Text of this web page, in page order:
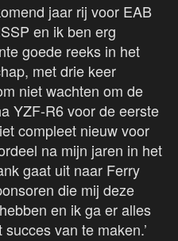
jaar rij voor EAB
en ik ben erg
goede reeks in het
met drie keer
niet wachten om de
YZF-R6 voor de eerste
compleet nieuw voor
na mijn jaren in het
gaat uit naar Ferry
die mij deze
en ik ga er alles
van te maken.’